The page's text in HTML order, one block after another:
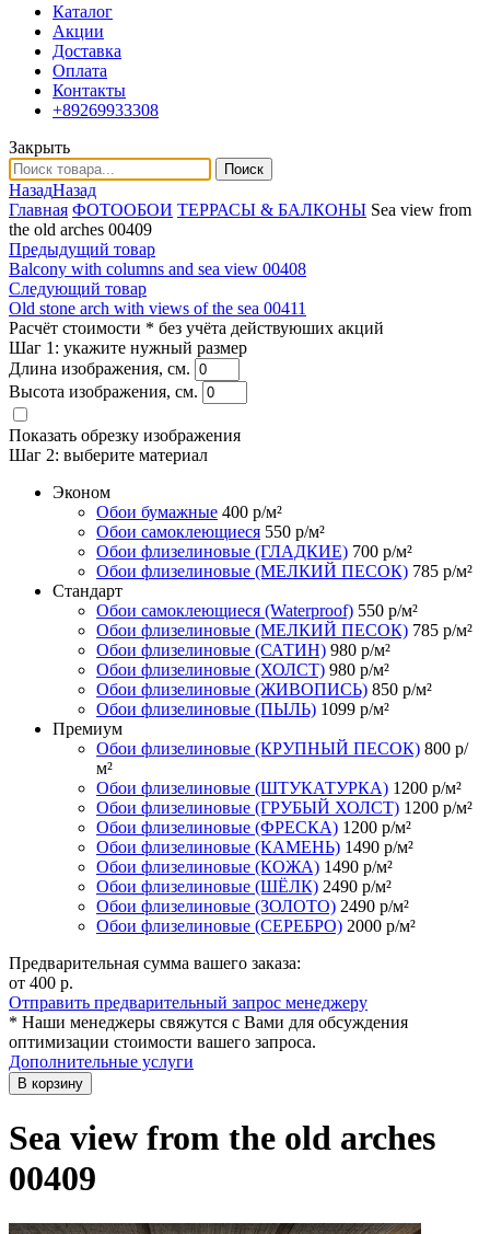
Каталог
Акции
Доставка
Оплата
Контакты
+89269933308
Закрыть
Поиск
НазадНазад
Главная ФОТООБОИ ТЕРРАСЫ & БАЛКОНЫ Sea view from
the old arches 00409
Предыдущий товар
Balcony with columns and sea view 00408
Следующий товар
Old stone arch with views of the sea 00411
Расчёт стоимости * без учёта действуюших акций
Шаг 1: укажите нужный размер
Длина изображения, см.
Высота изображения, см.
Показать обрезку изображения
Шаг 2: выберите материал
Эконом
Обои бумажные 400 р/м²
Обои самоклеющиеся 550 р/м²
Обои флизелиновые (ГЛАДКИЕ) 700 р/м²
Обои флизелиновые (МЕЛКИЙ ПЕСОК) 785 р/м²
Стандарт
Обои самоклеющиеся (Waterproof) 550 р/м²
Обои флизелиновые (МЕЛКИЙ ПЕСОК) 785 р/м²
Обои флизелиновые (САТИН) 980 р/м²
Обои флизелиновые (ХОЛСТ) 980 р/м²
Обои флизелиновые (ЖИВОПИСЬ) 850 р/м²
Обои флизелиновые (ПЫЛЬ) 1099 р/м²
Премиум
Обои флизелиновые (КРУПНЫЙ ПЕСОК) 800 р/
м²
Обои флизелиновые (ШТУКАТУРКА) 1200 р/м²
Обои флизелиновые (ГРУБЫЙ ХОЛСТ) 1200 р/м²
Обои флизелиновые (ФРЕСКА) 1200 р/м²
Обои флизелиновые (КАМЕНЬ) 1490 р/м²
Обои флизелиновые (КОЖА) 1490 р/м²
Обои флизелиновые (ШЁЛК) 2490 р/м²
Обои флизелиновые (ЗОЛОТО) 2490 р/м²
Обои флизелиновые (СЕРЕБРО) 2000 р/м²
Предварительная сумма вашего заказа:
от 400 р.
Отправить предварительный запрос менеджеру
* Наши менеджеры свяжутся с Вами для обсуждения
оптимизации стоимости вашего запроса.
Дополнительные услуги
В корзину
Sea view from the old arches
00409